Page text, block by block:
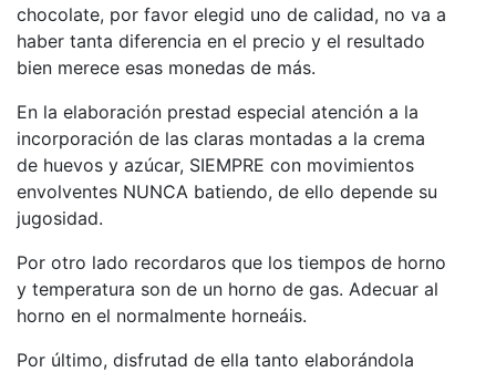
chocolate, por favor elegid uno de calidad, no va a
haber tanta diferencia en el precio y el resultado
bien merece esas monedas de más.
En la elaboración prestad especial atención a la
incorporación de las claras montadas a la crema
de huevos y azúcar, SIEMPRE con movimientos
envolventes NUNCA batiendo, de ello depende su
jugosidad.
Por otro lado recordaros que los tiempos de horno
y temperatura son de un horno de gas. Adecuar al
horno en el normalmente horneáis.
Por último, disfrutad de ella tanto elaborándola